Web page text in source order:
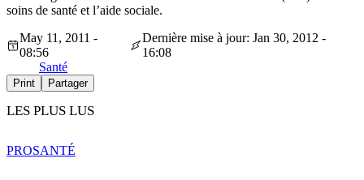
soins de santé et l’aide sociale.
May 11, 2011 -
08:56
Dernière mise à jour: Jan 30, 2012 -
16:08
Santé
Print Partager
LES PLUS LUS
PROSANTÉ